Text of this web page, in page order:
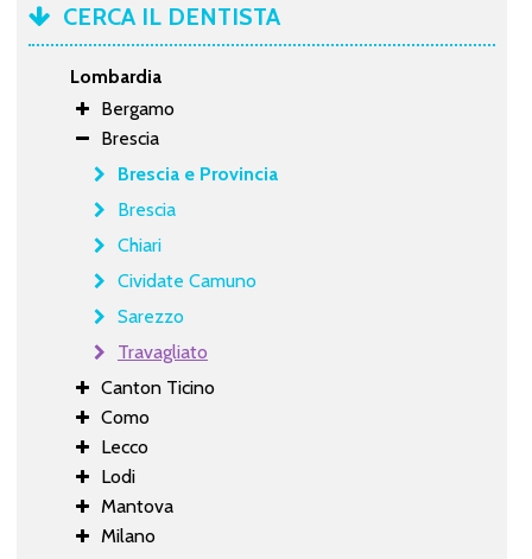
CERCA IL DENTISTA
Lombardia
Bergamo
Brescia
Brescia e Provincia
Brescia
Chiari
Cividate Camuno
Sarezzo
Travagliato
Canton Ticino
Como
Lecco
Lodi
Mantova
Milano